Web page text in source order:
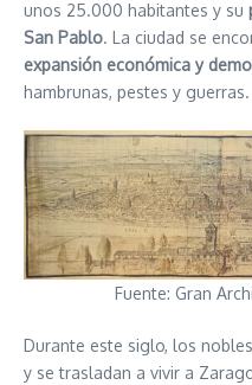
unos 25.000 habitantes y su
San Pablo. La ciudad se
expansión económica y
hambrunas, pestes y guerras.
Fuente: Gran
Durante este siglo, los
y se trasladan a vivir a